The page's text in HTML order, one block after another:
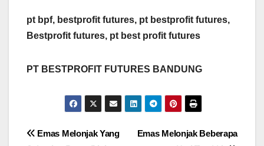
pt bpf, bestprofit futures, pt bestprofit futures,
Bestprofit futures, pt best profit futures
PT BESTPROFIT FUTURES BANDUNG
Post
Emas Melonjak Beberapa
Emas Melonjak Yang